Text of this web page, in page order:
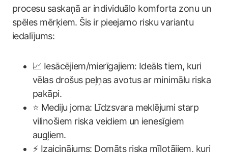
procesu saskaņā ar individuālo komforta zonu un
spēles mērķiem. Šis ir pieejamo risku variantu
iedalījums:
📈 Iesācējiem/mierīgajiem: Ideāls tiem, kuri
vēlas drošus peļņas avotus ar minimālu riska
pakāpi.
⭐️ Mediju joma: Līdzsvara meklējumi starp
vilinošiem riska veidiem un ienesīgiem
augļiem.
⚡️ Izaicinājums: Domāts riska mīļotājiem, kuri